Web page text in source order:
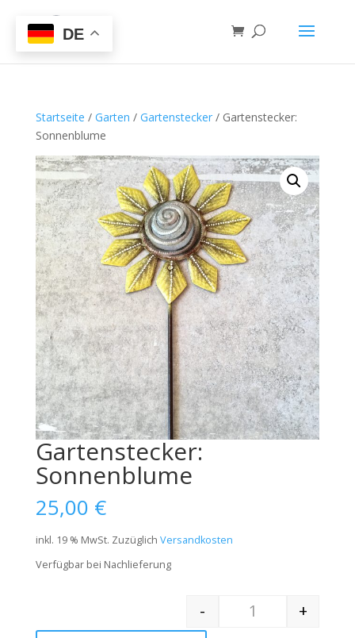
Startseite / Garten / Gartenstecker/ Gartenstecker:
Sonnenblume
Gartenstecker:
Sonnenblume
25,00 €
inkl. 19 % MwSt. Zuzüglich Versandkosten
Verfügbar bei Nachlieferung
Quantity
-
+
DE